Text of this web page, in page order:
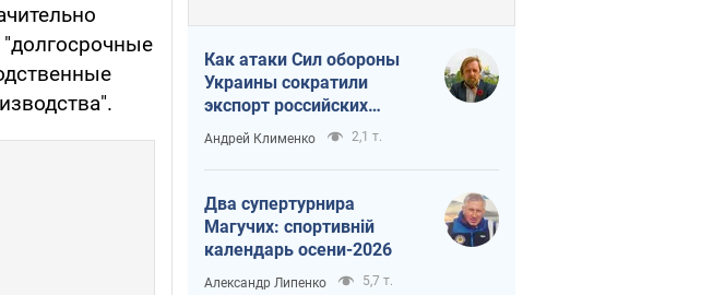
"долгосрочные
Как атаки Сил обороны
Украины сократили
экспорт российских
нефтепродуктов
Андрей Клименко 2,1 т.
Два супертурнира
Магучих: спортивній
календарь осени-2026
Александр Липенко 5,7 т.